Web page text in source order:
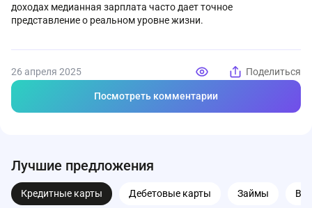
доходах медианная зарплата часто дает точное
представление о реальном уровне жизни.
26 апреля 2025 Поделиться
Посмотреть комментарии
Лучшие предложения
Кредитные карты Дебетовые карты Займы